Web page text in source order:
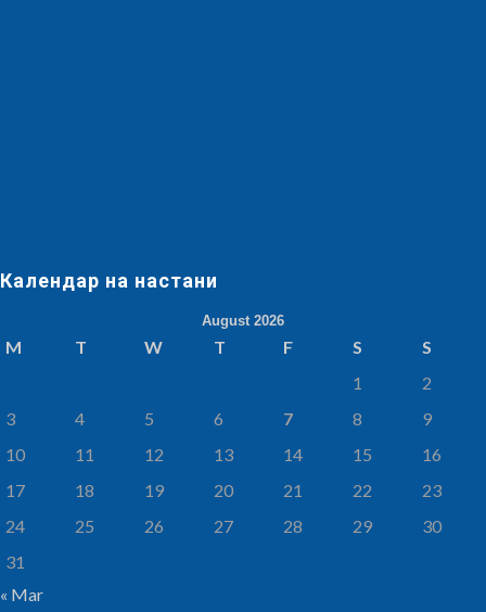
Календар на настани
August 2026
M T W T F S
S
1
2
3
4 5 6 7 8
9
10
11 12 13 14 15
16
17
18 19 20 21 22
23
24
25 26 27 28 29
30
31
« Mar